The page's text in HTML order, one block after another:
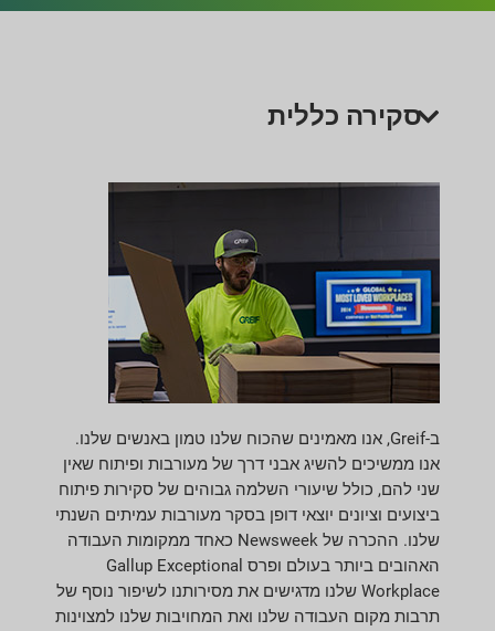
סקירה כללית
ב-Greif, אנו מאמינים שהכוח שלנו טמון באנשים שלנו.
אנו ממשיכים להשיג אבני דרך של מעורבות ופיתוח שאין
שני להם, כולל שיעורי השלמה גבוהים של סקירות פיתוח
ביצועים וציונים יוצאי דופן בסקר מעורבות עמיתים השנתי
שלנו. ההכרה של Newsweek כאחד ממקומות העבודה
האהובים ביותר בעולם ופרס Gallup Exceptional
Workplace שלנו מדגישים את מסירותנו לשיפור נוסף של
תרבות מקום העבודה שלנו ואת המחויבות שלנו למצוינות